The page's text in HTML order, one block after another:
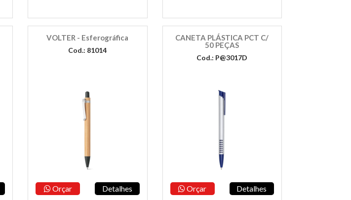
VOLTER - Esferográfica
Cod.: 81014
Orçar Detalhes
CANETA PLÁSTICA PCT C/
50 PEÇAS
Cod.: P@3017D
Orçar Detalhes